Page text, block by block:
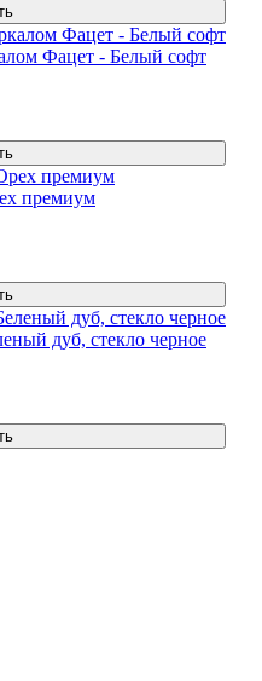
Фацет - Белый софт
премиум
дуб, стекло черное